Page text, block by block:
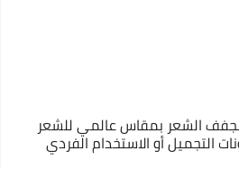
الشعر بمقاس عالمي للشعر
التجميل أو الاستخدام الفردي